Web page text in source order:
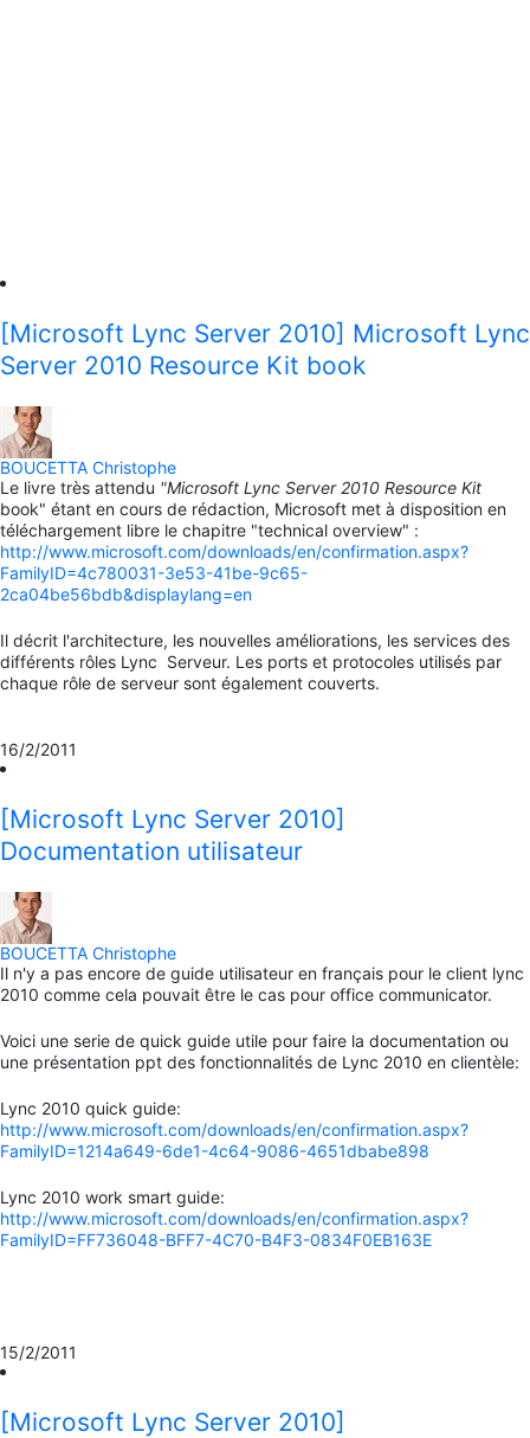
[Microsoft Lync Server 2010] Microsoft Lync
Server 2010 Resource Kit book
BOUCETTA Christophe
Le livre très attendu "Microsoft Lync Server 2010 Resource Kit
book" étant en cours de rédaction, Microsoft met à disposition en
téléchargement libre le chapitre "technical overview" :
http://www.microsoft.com/downloads/en/confirmation.aspx?
FamilyID=4c780031-3e53-41be-9c65-
2ca04be56bdb&displaylang=en
Il décrit l'architecture, les nouvelles améliorations, les services des
différents rôles Lync Serveur. Les ports et protocoles utilisés par
chaque rôle de serveur sont également couverts.
16/2/2011
[Microsoft Lync Server 2010]
Documentation utilisateur
BOUCETTA Christophe
Il n'y a pas encore de guide utilisateur en français pour le client lync
2010 comme cela pouvait être le cas pour office communicator.
Voici une serie de quick guide utile pour faire la documentation ou
une présentation ppt des fonctionnalités de Lync 2010 en clientèle:
Lync 2010 quick guide:
http://www.microsoft.com/downloads/en/confirmation.aspx?
FamilyID=1214a649-6de1-4c64-9086-4651dbabe898
Lync 2010 work smart guide:
http://www.microsoft.com/downloads/en/confirmation.aspx?
FamilyID=FF736048-BFF7-4C70-B4F3-0834F0EB163E
15/2/2011
[Microsoft Lync Server 2010]